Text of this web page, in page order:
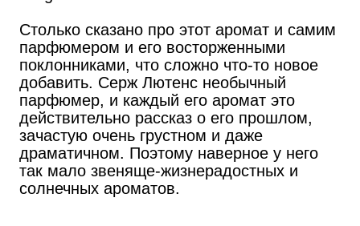
Столько сказано про этот аромат и самим
парфюмером и его восторженными
поклонниками, что сложно что-то новое
добавить. Серж Лютенс необычный
парфюмер, и каждый его аромат это
действительно рассказ о его прошлом,
зачастую очень грустном и даже
драматичном. Поэтому наверное у него
так мало звеняще-жизнерадостных и
солнечных ароматов.